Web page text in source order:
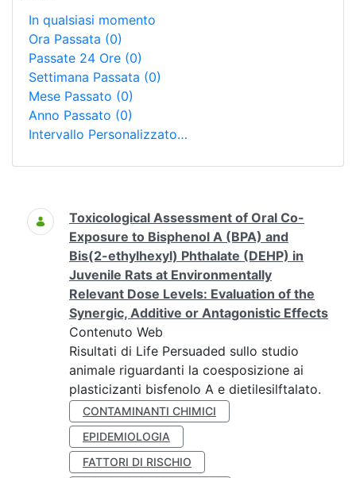
In qualsiasi momento
Ora Passata (0)
Passate 24 Ore (0)
Settimana Passata (0)
Mese Passato (0)
Anno Passato (0)
Intervallo Personalizzato…
Ricerca
Toxicological Assessment of Oral Co-
Exposure to Bisphenol A (BPA) and
Bis(2-ethylhexyl) Phthalate (DEHP) in
Juvenile Rats at Environmentally
Relevant Dose Levels: Evaluation of the
Synergic, Additive or Antagonistic Effects
Contenuto Web
Risultati di Life Persuaded sullo studio
animale riguardanti la coesposizione ai
plasticizanti bisfenolo A e dietilesilftalato.
CONTAMINANTI CHIMICI
EPIDEMIOLOGIA
FATTORI DI RISCHIO